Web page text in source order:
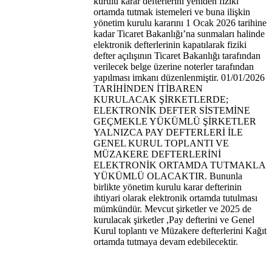
ortamda tutmak istemeleri ve buna ilişkin
yönetim kurulu kararını 1 Ocak 2026 tarihine
kadar Ticaret Bakanlığı’na sunmaları halinde
elektronik defterlerinin kapatılarak fiziki
defter açılışının Ticaret Bakanlığı tarafından
verilecek belge üzerine noterler tarafından
yapılması imkanı düzenlenmiştir. 01/01/2026
TARİHİNDEN İTİBAREN
KURULACAK ŞİRKETLERDE;
ELEKTRONİK DEFTER SİSTEMİNE
GEÇMEKLE YÜKÜMLÜ ŞİRKETLER
YALNIZCA PAY DEFTERLERİ İLE
GENEL KURUL TOPLANTI VE
MÜZAKERE DEFTERLERİNİ
ELEKTRONİK ORTAMDA TUTMAKLA
YÜKÜMLÜ OLACAKTIR. Bununla
birlikte yönetim kurulu karar defterinin
ihtiyari olarak elektronik ortamda tutulması
mümkündür. Mevcut şirketler ve 2025 de
kurulacak şirketler ,Pay defterini ve Genel
Kurul toplantı ve Müzakere defterlerini Kağıt
ortamda tutmaya devam edebilecektir.